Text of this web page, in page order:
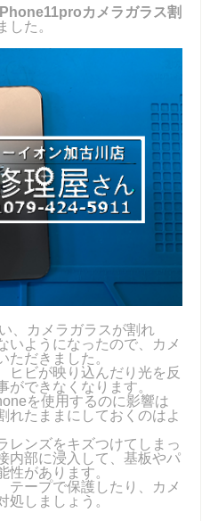
カメラガラス割
した。
、カメラガラスが割れ
いようになったので、カメ
ただきました。
ヒビが映り込んだり光を反
ができなくなります。
を使用するのに影響は
れたままにしておくのはよ
レンズをキズつけてしまっ
内部に浸入して、基板やパ
性があります。
テープで保護したり、カメ
処しましょう。